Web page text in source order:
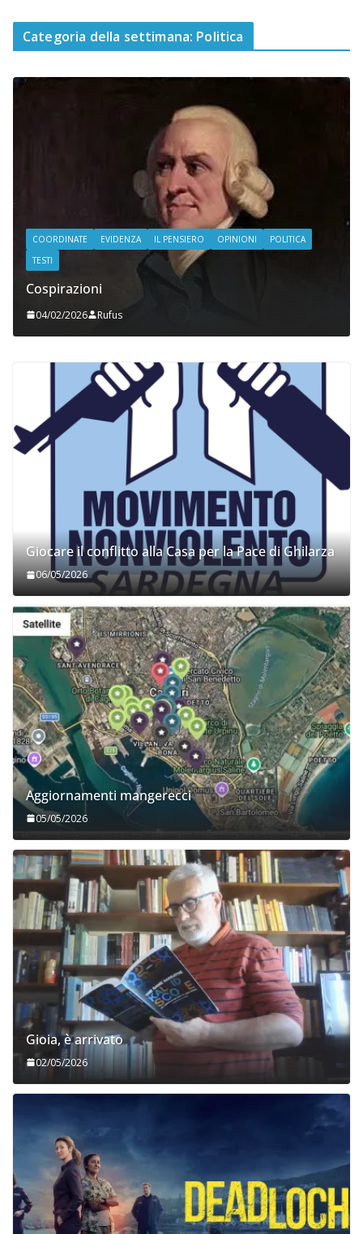
Categoria della settimana: Politica
COORDINATE EVIDENZA IL PENSIERO OPINIONI
POLITICA
TESTI
Cospirazioni
04/02/2026 Rufus
Giocare il conflitto alla Casa per la Pace di Ghilarza
06/05/2026
Aggiornamenti mangerecci
05/05/2026
Gioia, è arrivato
02/05/2026